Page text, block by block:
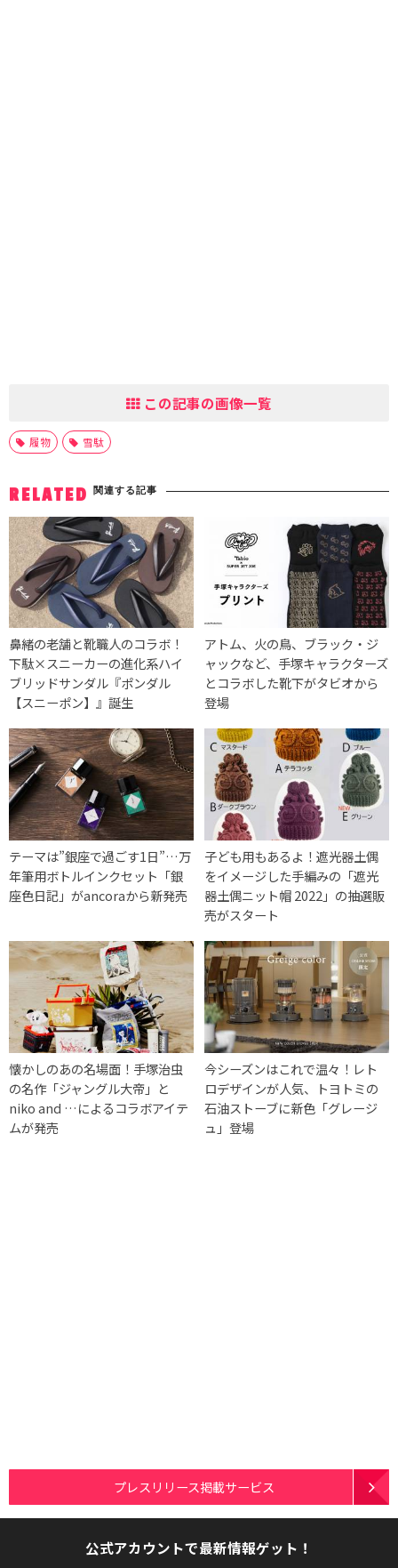
この記事の画像一覧
履物 雪駄
RELATED 関連する記事
鼻緒の老舗と靴職人のコラボ！
下駄×スニーカーの進化系ハイ
ブリッドサンダル『ポンダル
【スニーポン】』誕生
アトム、火の鳥、ブラック・ジ
ャックなど、手塚キャラクターズ
とコラボした靴下がタビオから
登場
テーマは”銀座で過ごす1日”…万
年筆用ボトルインクセット「銀
座色日記」がancoraから新発売
子ども用もあるよ！遮光器土偶
をイメージした手編みの「遮光
器土偶ニット帽 2022」の抽選販
売がスタート
懐かしのあの名場面！手塚治虫
の名作「ジャングル大帝」と
niko and …によるコラボアイテ
ムが発売
今シーズンはこれで温々！レト
ロデザインが人気、トヨトミの
石油ストーブに新色「グレージ
ュ」登場
プレスリリース掲載サービス
公式アカウントで最新情報ゲット！